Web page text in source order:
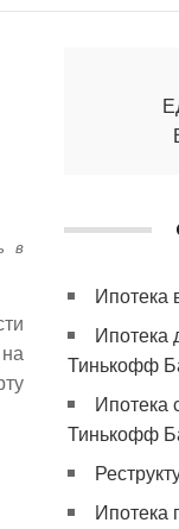
в
Ипотека
Ипотека
Тинькофф
Ипотека
Тинькофф
Ипотека